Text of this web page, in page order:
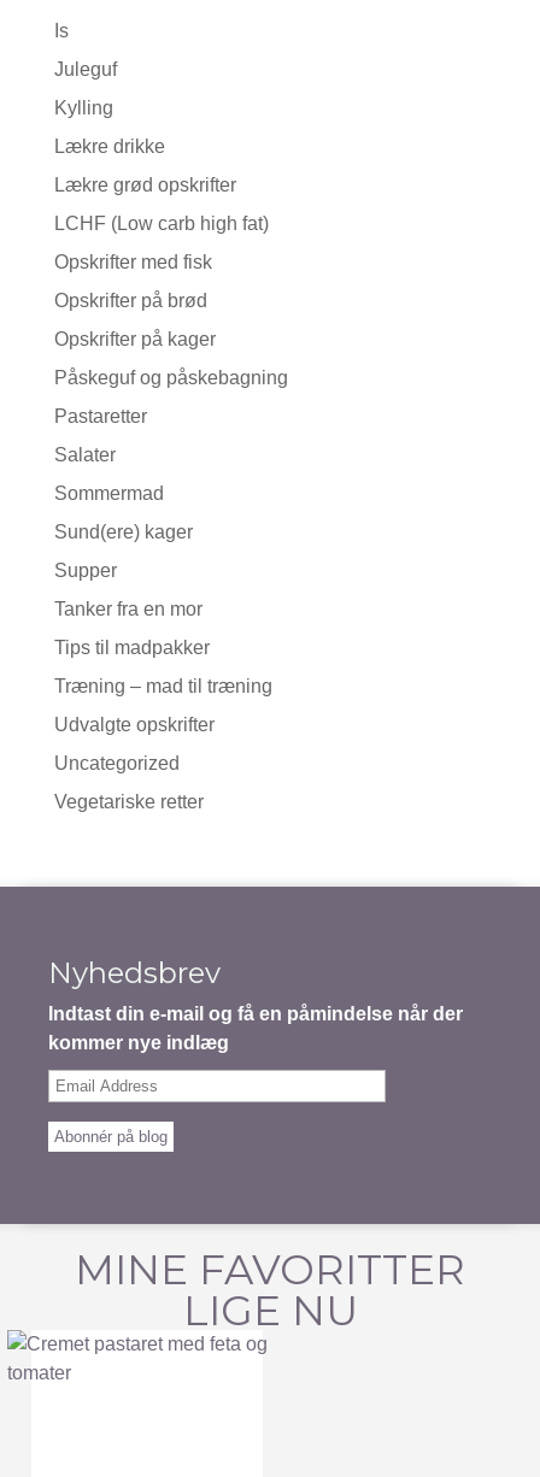
Is
Juleguf
Kylling
Lækre drikke
Lækre grød opskrifter
LCHF (Low carb high fat)
Opskrifter med fisk
Opskrifter på brød
Opskrifter på kager
Påskeguf og påskebagning
Pastaretter
Salater
Sommermad
Sund(ere) kager
Supper
Tanker fra en mor
Tips til madpakker
Træning – mad til træning
Udvalgte opskrifter
Uncategorized
Vegetariske retter
Nyhedsbrev
Indtast din e-mail og få en påmindelse når der
kommer nye indlæg
Email
Abonnér på blog
MINE FAVORITTER
LIGE NU